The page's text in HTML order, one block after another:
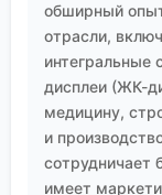
будет расти.
умных?
энергетики,
Здесь будут
комплексные
отвердитель +
техническая
обширный
отрасли,
интегральные
дисплеи (ЖК-
медицину,
и
сотрудничает
имеет